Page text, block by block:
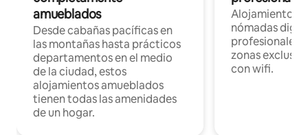
amueblados
Desde cabañas pacíficas en
las montañas hasta prácticos
departamentos en el medio
de la ciudad, estos
alojamientos amueblados
tienen todas las amenidades
de un hogar.
Alojamientos
nómadas
profesionales
zonas
con wifi.